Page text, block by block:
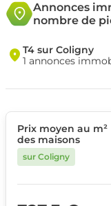
Annonces
nombre de
T4 sur Coligny
1 annonces
Prix moyen au m²
des maisons
sur Coligny